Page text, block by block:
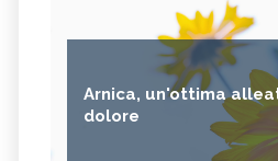
Arnica, un'ottima
dolore